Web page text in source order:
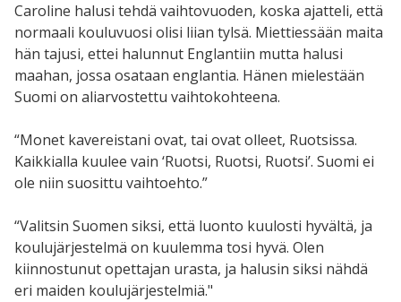
Caroline halusi tehdä vaihtovuoden, koska ajatteli, että
normaali kouluvuosi olisi liian tylsä. Miettiessään maita
hän tajusi, ettei halunnut Englantiin mutta halusi
maahan, jossa osataan englantia. Hänen mielestään
Suomi on aliarvostettu vaihtokohteena.
“Monet kavereistani ovat, tai ovat olleet, Ruotsissa.
Kaikkialla kuulee vain ‘Ruotsi, Ruotsi, Ruotsi’. Suomi ei
ole niin suosittu vaihtoehto.”
“Valitsin Suomen siksi, että luonto kuulosti hyvältä, ja
koulujärjestelmä on kuulemma tosi hyvä. Olen
kiinnostunut opettajan urasta, ja halusin siksi nähdä
eri maiden koulujärjestelmiä."